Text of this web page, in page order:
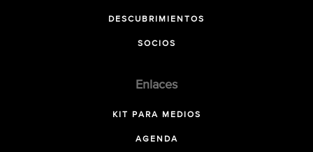
DESCUBRIMIENTOS
SOCIOS
Enlaces
KIT PARA MEDIOS
AGENDA